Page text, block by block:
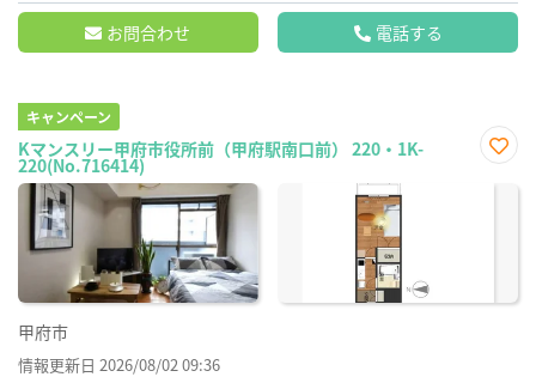
お問合わせ 電話する
キャンペーン
Kマンスリー甲府市役所前（甲府駅南口前） 220・1K-
220(No.716414)
に入
甲府市
情報更新日 2026/08/02 09:36